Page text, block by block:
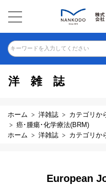
キーワードを入力してください
洋雑誌
ホーム 洋雑誌 カテゴリか
癌･腫瘍･化学療法(BRM)
ホーム
洋雑誌 カテゴリか
European